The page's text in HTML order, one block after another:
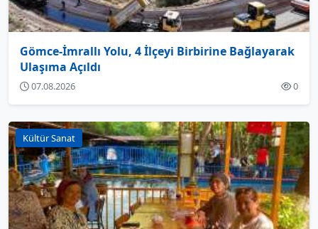
Gömce-İmrallı Yolu, 4 İlçeyi Birbirine Bağlayarak
Ulaşıma Açıldı
07.08.2026 0
Kültür Sanat